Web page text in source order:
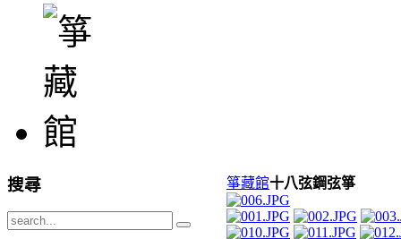
箏藏館十八弦鋼弦箏
搜尋